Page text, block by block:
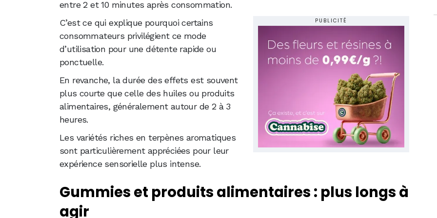
entre 2 et 10 minutes après consommation.
PUBLICITÉ
C’est ce qui explique pourquoi certains
consommateurs privilégient ce mode
d’utilisation pour une détente rapide ou
ponctuelle.
En revanche, la durée des effets est souvent
plus courte que celle des huiles ou produits
alimentaires, généralement autour de 2 à 3
heures.
Les variétés riches en terpènes aromatiques
sont particulièrement appréciées pour leur
expérience sensorielle plus intense.
Gummies et produits alimentaires : plus longs à
agir